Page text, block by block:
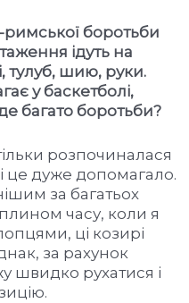
римської боротьби
ідуть на
тулуб, шию, руки.
у баскетболі,
багато боротьби?
розпочиналася
це дуже допомагало.
за багатьох
часу, коли я
ці козирі
за рахунок
швидко рухатися і